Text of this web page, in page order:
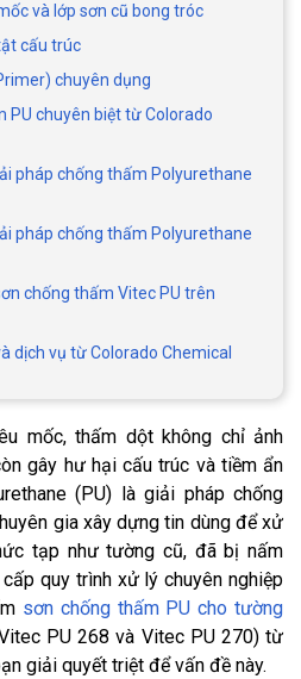
và lớp sơn cũ bong tróc
cấu trúc
chuyên dụng
PU chuyên biệt từ Colorado
pháp chống thấm Polyurethane
pháp chống thấm Polyurethane
chống thấm Vitec PU trên
dịch vụ từ Colorado Chemical
mốc, thấm dột không chỉ ảnh
gây hư hại cấu trúc và tiềm ẩn
(PU) là giải pháp chống
gia xây dựng tin dùng để xử
tạp như tường cũ, đã bị nấm
quy trình xử lý chuyên nghiệp
sơn chống thấm PU cho tường
PU 268 và Vitec PU 270) từ
giải quyết triệt để vấn đề này.